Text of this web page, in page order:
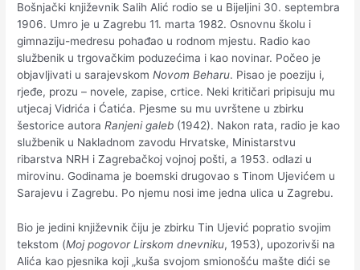
Bošnjački književnik Salih Alić rodio se u Bijeljini 30. septembra
1906. Umro je u Zagrebu 11. marta 1982. Osnovnu školu i
gimnaziju-medresu pohađao u rod­nom mjestu. Radio kao
službenik u trgovačkim poduzećima i kao novinar. Počeo je
objavljivati u sarajevskomNovom Beharu. Pisao je poeziju i,
rjeđe, prozu – novele, zapise, crtice. Neki kri­ti­čari pripisuju mu
utjecaj Vidrića i Ćatića. Pjesme su mu uvrštene u zbirku
šestorice autoraRanjeni galeb (1942). Nakon rata, radio je kao
službenik u Nakladnom zavodu Hrvatske, Ministarstvu
ribarstva NRH i Zagrebačkoj vojnoj pošti, a 1953. odlazi u
mirovinu. Godinama je boemski drugovao s Tinom Ujevićem u
Sarajevu i Zagrebu. Po njemu nosi ime jedna ulica u Zagrebu.
Bio je jedini književnik čiju je zbirku Tin Ujević popratio svojim
tekstom (Moj pogovor Lirskom dnevniku, 1953), upozorivši na
Alića kao pjesnika koji „kuša svojom smionošću mašte dići se